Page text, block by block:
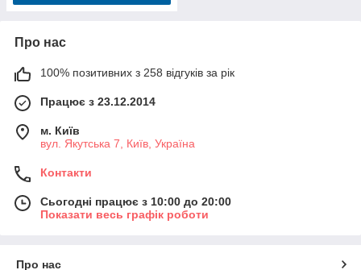
Про нас
100% позитивних з 258 відгуків за рік
Працює з 23.12.2014
м. Київ
вул. Якутська 7, Київ, Україна
Контакти
Сьогодні працює з 10:00 до 20:00
Показати весь графік роботи
Про нас